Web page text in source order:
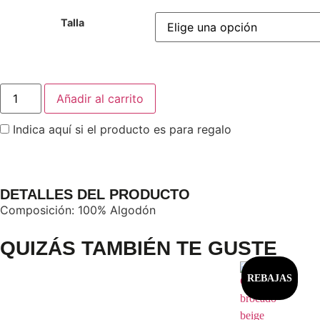
Talla
Añadir al carrito
Indica aquí si el producto es para regalo
DETALLES DEL PRODUCTO
Composición: 100% Algodón
QUIZÁS TAMBIÉN TE GUSTE
REBAJAS